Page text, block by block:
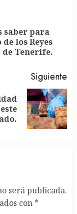
saber para
los Reyes
de Tenerife.
Siguiente
será publicada.
con *